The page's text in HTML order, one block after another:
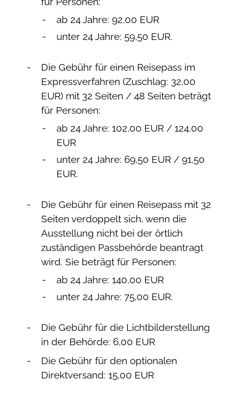
ab 24 Jahre: 92,00 EUR
unter 24 Jahre: 59,50 EUR.
Die Gebühr für einen Reisepass im
Expressverfahren (Zuschlag: 32,00
EUR) mit 32 Seiten / 48 Seiten beträgt
für Personen:
ab 24 Jahre: 102,00 EUR / 124,00
EUR
unter 24 Jahre: 69,50 EUR / 91,50
EUR.
Die Gebühr für einen Reisepass mit 32
Seiten verdoppelt sich, wenn die
Ausstellung nicht bei der örtlich
zuständigen Passbehörde beantragt
wird. Sie beträgt für Personen:
ab 24 Jahre: 140,00 EUR
unter 24 Jahre: 75,00 EUR.
Die Gebühr für die Lichtbilderstellung
in der Behörde: 6,00 EUR
Die Gebühr für den optionalen
Direktversand: 15,00 EUR